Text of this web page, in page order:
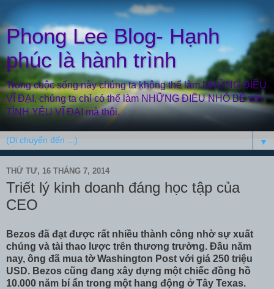
Phong Lee Blog- Hạnh
phúc là hành trình
Trong cuộc sống này chúng ta không thể làm NHỮNG ĐIỀU
VĨ ĐẠI, chúng ta chỉ có thể làm NHỮNG ĐIỀU NHỎ BÉ với
TÌNH YÊU VĨ ĐẠI mà thôi.
▼
THỨ TƯ, 16 THÁNG 7, 2014
Triết lý kinh doanh đáng học tập của
CEO
Bezos đã đạt được rất nhiều thành công nhờ sự xuất
chúng và tài thao lược trên thương trường. Đầu năm
nay, ông đã mua tờ Washington Post với giá 250 triệu
USD. Bezos cũng đang xây dựng một chiếc đồng hồ
10.000 năm bí ẩn trong một hang động ở Tây Texas.